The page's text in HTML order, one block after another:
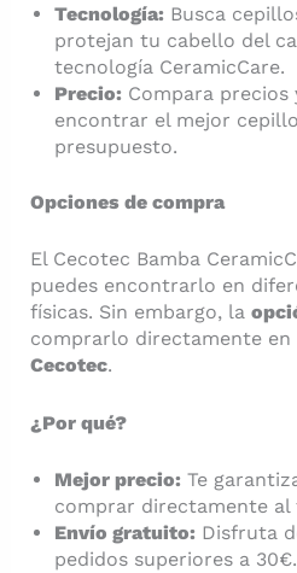
Tecnología:Busca
protejan tu cabello del
tecnología CeramicCare.
Precio:Compara precios
encontrar el mejor
presupuesto.
Opciones de compra
El Cecotec Bamba
puedes encontrarlo en
físicas. Sin embargo, la
comprarlo directamente en
Cecotec.
¿Por qué?
Mejor precio:Te
comprar directamente al
Envío gratuito:Disfruta
pedidos superiores a 30€.